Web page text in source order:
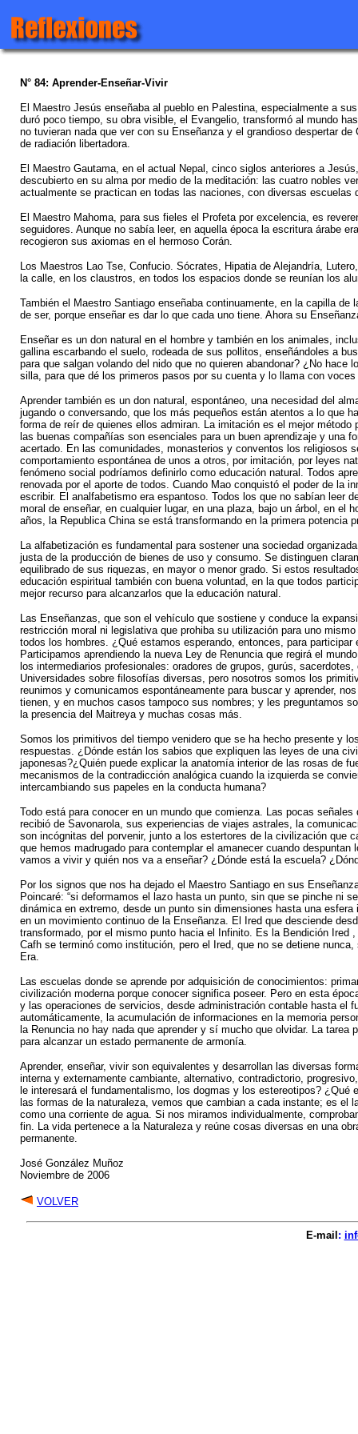
N° 84: Aprender-Enseñar-Vivir
El Maestro Jesús enseñaba al pueblo en Palestina, especialmente a
duró poco tiempo, su obra visible, el Evangelio, transformó al mundo
no tuvieran nada que ver con su Enseñanza y el grandioso despertar
de radiación libertadora.
El Maestro Gautama, en el actual Nepal, cinco siglos anteriores a
descubierto en su alma por medio de la meditación: las cuatro nobles
actualmente se practican en todas las naciones, con diversas escuelas
El Maestro Mahoma, para sus fieles el Profeta por excelencia, es
seguidores. Aunque no sabía leer, en aquella época la escritura árabe
recogieron sus axiomas en el hermoso Corán.
Los Maestros Lao Tse, Confucio. Sócrates, Hipatia de Alejandría,
la calle, en los claustros, en todos los espacios donde se reunían los
También el Maestro Santiago enseñaba continuamente, en la capilla
de ser, porque enseñar es dar lo que cada uno tiene. Ahora su
Enseñar es un don natural en el hombre y también en los animales,
gallina escarbando el suelo, rodeada de sus pollitos, enseñándoles a
para que salgan volando del nido que no quieren abandonar? ¿No
silla, para que dé los primeros pasos por su cuenta y lo llama con voces
Aprender también es un don natural, espontáneo, una necesidad del
jugando o conversando, que los más pequeños están atentos a lo que
forma de reír de quienes ellos admiran. La imitación es el mejor
las buenas compañías son esenciales para un buen aprendizaje y una
acertado. En las comunidades, monasterios y conventos los religiosos
comportamiento espontánea de unos a otros, por imitación, por leyes
fenómeno social podríamos definirlo como educación natural. Todos
renovada por el aporte de todos. Cuando Mao conquistó el poder de la
escribir. El analfabetismo era espantoso. Todos los que no sabían leer
moral de enseñar, en cualquier lugar, en una plaza, bajo un árbol, en
años, la Republica China se está transformando en la primera potencia
La alfabetización es fundamental para sostener una sociedad
justa de la producción de bienes de uso y consumo. Se distinguen
equilibrado de sus riquezas, en mayor o menor grado. Si estos
educación espiritual también con buena voluntad, en la que todos
mejor recurso para alcanzarlos que la educación natural.
Las Enseñanzas, que son el vehículo que sostiene y conduce la
restricción moral ni legislativa que prohiba su utilización para uno
todos los hombres. ¿Qué estamos esperando, entonces, para
Participamos aprendiendo la nueva Ley de Renuncia que regirá el
los intermediarios profesionales: oradores de grupos, gurús,
Universidades sobre filosofías diversas, pero nosotros somos los
reunimos y comunicamos espontáneamente para buscar y aprender,
tienen, y en muchos casos tampoco sus nombres; y les preguntamos
la presencia del Maitreya y muchas cosas más.
Somos los primitivos del tiempo venidero que se ha hecho presente y
respuestas. ¿Dónde están los sabios que expliquen las leyes de una
japonesas?¿Quién puede explicar la anatomía interior de las rosas de
mecanismos de la contradicción analógica cuando la izquierda se
intercambiando sus papeles en la conducta humana?
Todo está para conocer en un mundo que comienza. Las pocas
recibió de Savonarola, sus experiencias de viajes astrales, la
son incógnitas del porvenir, junto a los estertores de la civilización que
que hemos madrugado para contemplar el amanecer cuando
vamos a vivir y quién nos va a enseñar? ¿Dónde está la escuela?
Por los signos que nos ha dejado el Maestro Santiago en sus
Poincaré: “si deformamos el lazo hasta un punto, sin que se pinche ni
dinámica en extremo, desde un punto sin dimensiones hasta una
en un movimiento continuo de la Enseñanza. El Ired que desciende
transformado, por el mismo punto hacia el Infinito. Es la Bendición
Cafh se terminó como institución, pero el Ired, que no se detiene
Era.
Las escuelas donde se aprende por adquisición de conocimientos:
civilización moderna porque conocer significa poseer. Pero en esta
y las operaciones de servicios, desde administración contable hasta el
automáticamente, la acumulación de informaciones en la memoria
la Renuncia no hay nada que aprender y sí mucho que olvidar. La
para alcanzar un estado permanente de armonía.
Aprender, enseñar, vivir son equivalentes y desarrollan las diversas
interna y externamente cambiante, alternativo, contradictorio,
le interesará el fundamentalismo, los dogmas y los estereotipos?
las formas de la naturaleza, vemos que cambian a cada instante; es
como una corriente de agua. Si nos miramos individualmente,
fin. La vida pertenece a la Naturaleza y reúne cosas diversas en una
permanente.
José González Muñoz
Noviembre de 2006
VOLVER
E-mail :